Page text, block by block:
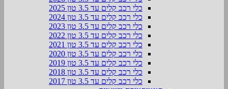
כלי רכב קלים עד 3.5 טון 2025
כלי רכב קלים עד 3.5 טון 2024
כלי רכב קלים עד 3.5 טון 2023
כלי רכב קלים עד 3.5 טון 2022
כלי רכב קלים עד 3.5 טון 2021
כלי רכב קלים עד 3.5 טון 2020
כלי רכב קלים עד 3.5 טון 2019
כלי רכב קלים עד 3.5 טון 2018
כלי רכב קלים עד 3.5 טון 2017